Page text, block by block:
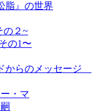
脂』の世界
の２~
の1〜
からのメッセージ
・マ